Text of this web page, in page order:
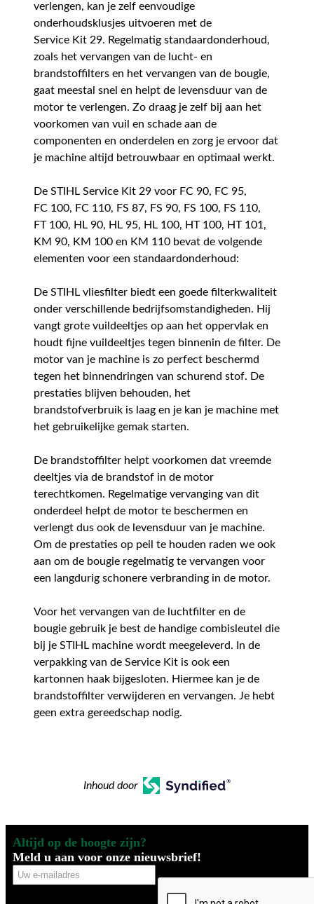
verlengen, kan je zelf eenvoudige
onderhoudsklusjes uitvoeren met de
Service Kit 29. Regelmatig standaardonderhoud,
zoals het vervangen van de lucht- en
brandstoffilters en het vervangen van de bougie,
gaat meestal snel en helpt de levensduur van de
motor te verlengen. Zo draag je zelf bij aan het
voorkomen van vuil en schade aan de
componenten en onderdelen en zorg je ervoor dat
je machine altijd betrouwbaar en optimaal werkt.
De STIHL Service Kit 29 voor FC 90, FC 95,
FC 100, FC 110, FS 87, FS 90, FS 100, FS 110,
FT 100, HL 90, HL 95, HL 100, HT 100, HT 101,
KM 90, KM 100 en KM 110 bevat de volgende
elementen voor een standaardonderhoud:
De STIHL vliesfilter biedt een goede filterkwaliteit
onder verschillende bedrijfsomstandigheden. Hij
vangt grote vuildeeltjes op aan het oppervlak en
houdt fijne vuildeeltjes tegen binnenin de filter. De
motor van je machine is zo perfect beschermd
tegen het binnendringen van schurend stof. De
prestaties blijven behouden, het
brandstofverbruik is laag en je kan je machine met
het gebruikelijke gemak starten.
De brandstoffilter helpt voorkomen dat vreemde
deeltjes via de brandstof in de motor
terechtkomen. Regelmatige vervanging van dit
onderdeel helpt de motor te beschermen en
verlengt dus ook de levensduur van je machine.
Om de prestaties op peil te houden raden we ook
aan om de bougie regelmatig te vervangen voor
een langdurig schonere verbranding in de motor.
Voor het vervangen van de luchtfilter en de
bougie gebruik je best de handige combisleutel die
bij je STIHL machine wordt meegeleverd. In de
verpakking van de Service Kit is ook een
kartonnen haak bijgesloten. Hiermee kan je de
brandstoffilter verwijderen en vervangen. Je hebt
geen extra gereedschap nodig.
Inhoud door
Altijd op de hoogte zijn?
Meld u aan voor onze nieuwsbrief!
Uw
e-